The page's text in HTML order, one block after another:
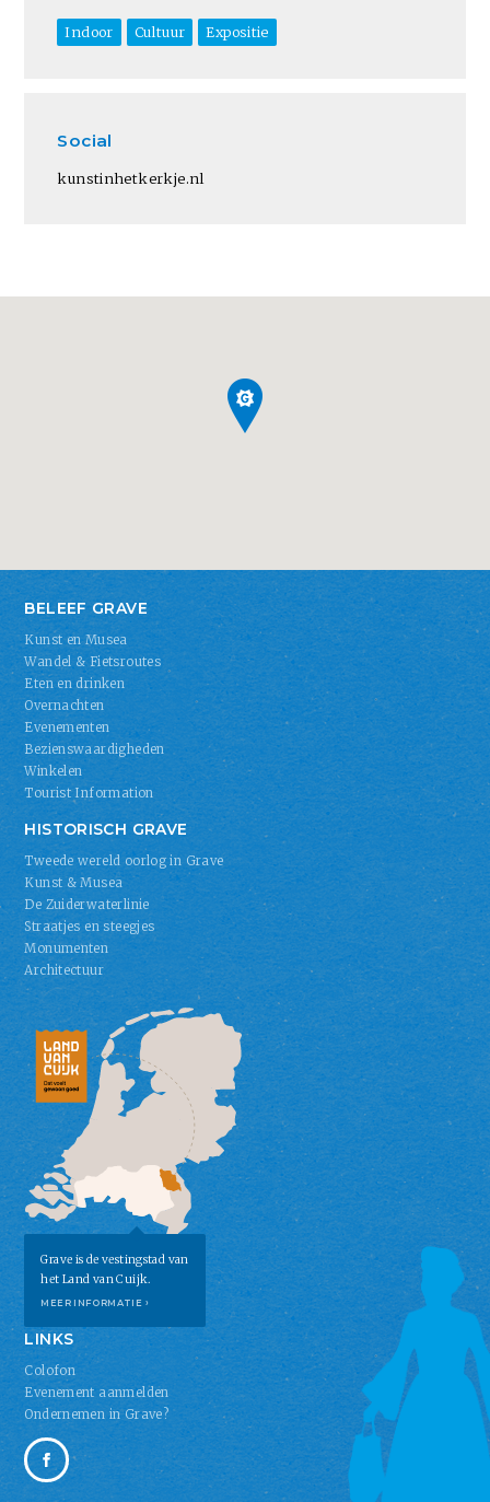
Indoor Cultuur Expositie
Social
kunstinhetkerkje.nl
BELEEF GRAVE
Kunst en Musea
Wandel & Fietsroutes
Eten en drinken
Overnachten
Evenementen
Bezienswaardigheden
Winkelen
Tourist Information
HISTORISCH GRAVE
Tweede wereld oorlog in Grave
Kunst & Musea
De Zuiderwaterlinie
Straatjes en steegjes
Monumenten
Architectuur
Grave is de vestingstad van
het Land van Cuijk.
MEER INFORMATIE ›
LINKS
Colofon
Evenement aanmelden
Ondernemen in Grave?